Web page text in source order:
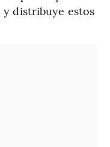
distribuye estos